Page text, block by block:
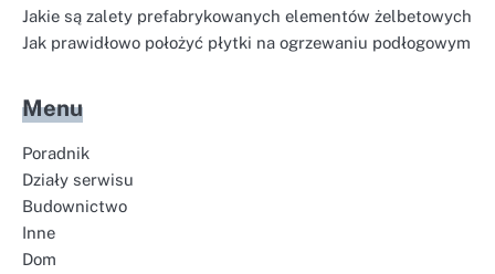
Jakie są zalety prefabrykowanych elementów żelbetowych
Jak prawidłowo położyć płytki na ogrzewaniu podłogowym
Menu
Poradnik
Działy serwisu
Budownictwo
Inne
Dom